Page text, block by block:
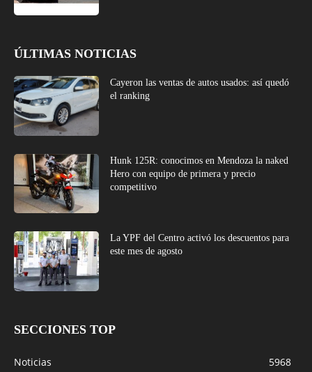
ÚLTIMAS NOTICIAS
Cayeron las ventas de autos usados: así quedó
el ranking
Hunk 125R: conocimos en Mendoza la naked
Hero con equipo de primera y precio
competitivo
La YPF del Centro activó los descuentos para
este mes de agosto
SECCIONES TOP
Noticias
5968